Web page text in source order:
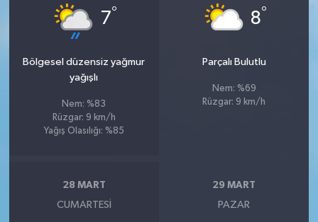
7°
Bölgesel düzensiz yağmur
yağışlı
Nem: %83
Rüzgar: 9 km/h
Yağış Olasılığı: %85
8°
Parçalı Bulutlu
Nem: %69
Rüzgar: 9 km/h
28 MART
CUMARTESI
29 MART
PAZAR